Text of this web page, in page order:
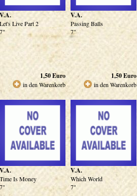
V.A.
Let's Live Part 2
7"
1,50Euro
in den Warenkorb
V.A.
Passing Balls
7"
1,50Euro
in den Warenkorb
V.A.
Time Is Money
7"
V.A.
Which World
7"